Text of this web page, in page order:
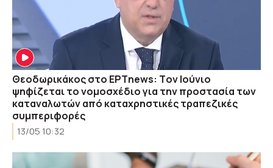
Θεοδωρικάκος στο ΕΡΤnews: Tον Ιούνιο
ψηφίζεται το νομοσχέδιο για την προστασία των
καταναλωτών από καταχρηστικές τραπεζικές
συμπεριφορές
13/05 10:32